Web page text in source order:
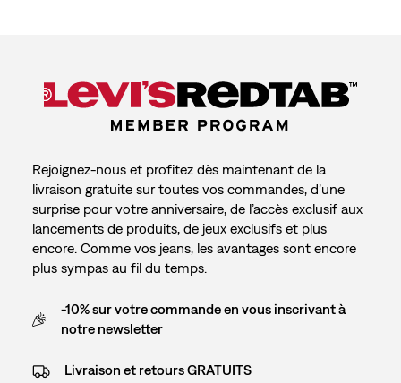
Rejoignez-nous et profitez dès maintenant de la
livraison gratuite sur toutes vos commandes, d’une
surprise pour votre anniversaire, de l’accès exclusif aux
lancements de produits, de jeux exclusifs et plus
encore. Comme vos jeans, les avantages sont encore
plus sympas au fil du temps.
-10% sur votre commande en vous inscrivant à
notre newsletter
Livraison et retours GRATUITS